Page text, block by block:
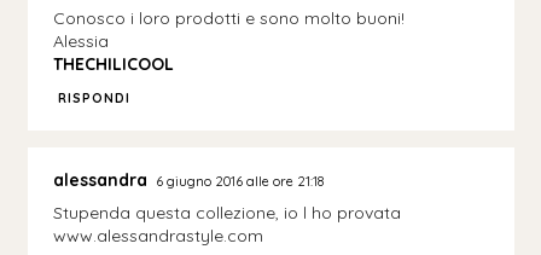
Conosco i loro prodotti e sono molto buoni!
Alessia
THECHILICOOL
RISPONDI
alessandra 6 giugno 2016 alle ore 21:18
Stupenda questa collezione, io l ho provata
www.alessandrastyle.com